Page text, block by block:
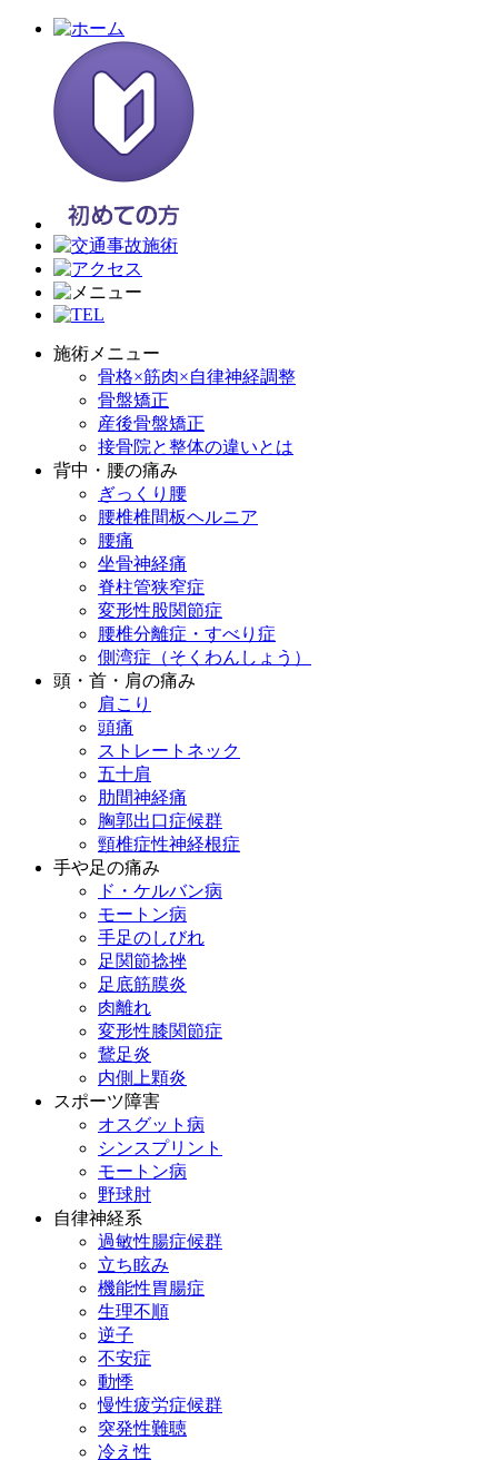
施術メニュー
骨格×筋肉×自律神経調整
骨盤矯正
産後骨盤矯正
接骨院と整体の違いとは
背中・腰の痛み
ぎっくり腰
腰椎椎間板ヘルニア
腰痛
坐骨神経痛
脊柱管狭窄症
変形性股関節症
腰椎分離症・すべり症
側湾症（そくわんしょう）
頭・首・肩の痛み
肩こり
頭痛
ストレートネック
五十肩
肋間神経痛
胸郭出口症候群
頸椎症性神経根症
手や足の痛み
ド・ケルバン病
モートン病
手足のしびれ
足関節捻挫
足底筋膜炎
肉離れ
変形性膝関節症
鵞足炎
内側上顆炎
スポーツ障害
オスグット病
シンスプリント
モートン病
野球肘
自律神経系
過敏性腸症候群
立ち眩み
機能性胃腸症
生理不順
逆子
不安症
動悸
慢性疲労症候群
突発性難聴
冷え性